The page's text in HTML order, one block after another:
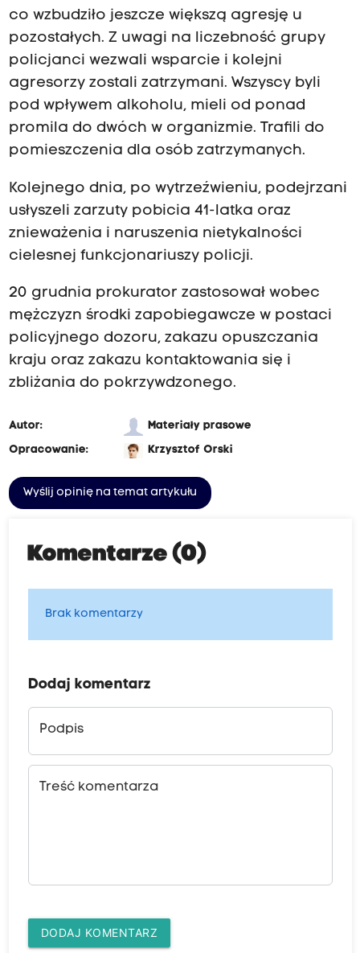
co wzbudziło jeszcze większą agresję u
pozostałych. Z uwagi na liczebność grupy
policjanci wezwali wsparcie i kolejni
agresorzy zostali zatrzymani. Wszyscy byli
pod wpływem alkoholu, mieli od ponad
promila do dwóch w organizmie. Trafili do
pomieszczenia dla osób zatrzymanych.
Kolejnego dnia, po wytrzeźwieniu, podejrzani
usłyszeli zarzuty pobicia 41-latka oraz
znieważenia i naruszenia nietykalności
cielesnej funkcjonariuszy policji.
20 grudnia prokurator zastosował wobec
mężczyzn środki zapobiegawcze w postaci
policyjnego dozoru, zakazu opuszczania
kraju oraz zakazu kontaktowania się i
zbliżania do pokrzywdzonego.
Autor:
Materiały prasowe
Opracowanie:
Krzysztof Orski
Wyślij opinię na temat artykułu
Komentarze (0)
Brak komentarzy
Dodaj komentarz
Podpis
Treść komentarza
DODAJ KOMENTARZ